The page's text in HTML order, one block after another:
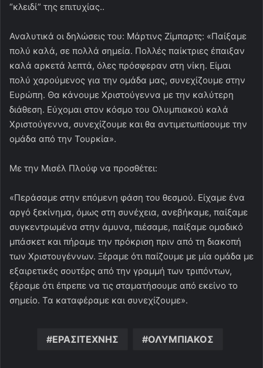
“κλειδί” της επιτυχίας..
Αναλυτικά οι δηλώσεις του: Μάρτινς Ζίμπαρτς: «Παίξαμε
πολύ καλά, σε πολλά σημεία. Πολλές παίκτριες έπαιξαν
καλά αρκετά λεπτά, όλες πρόσφεραν στη νίκη. Είμαι
πολύ χαρούμενος για την ομάδα μας, συνεχίζουμε στην
Ευρώπη. Θα κάνουμε Χριστούγεννα με την καλύτερη
διάθεση. Εύχομαι στον κόσμο του Ολυμπιακού καλά
Χριστούγεννα, συνεχίζουμε και θα αντιμετωπίσουμε την
ομάδα από την Τουρκία».
Με την Μισέλ Πλούφ να προσθέτει:
«Περάσαμε στην επόμενη φάση του θεσμού. Είχαμε ένα
αργό ξεκίνημα, όμως στη συνέχεια, ανεβήκαμε, παίξαμε
συγκεντρωμένα στην άμυνα, πιέσαμε, παίξαμε ομαδικό
μπάσκετ και πήραμε την πρόκριση πριν από τη διακοπή
των Χριστουγέννων. Ξέραμε ότι παίζουμε με μία ομάδα με
εξαιρετικές σουτέρς από την γραμμή των τριπόντων,
ξέραμε ότι έπρεπε να τις σταματήσουμε από εκείνο το
σημείο. Τα καταφέραμε και συνεχίζουμε».
ΕΡΑΣΙΤΕΧΝΗΣ ΟΛΥΜΠΙΑΚΟΣ